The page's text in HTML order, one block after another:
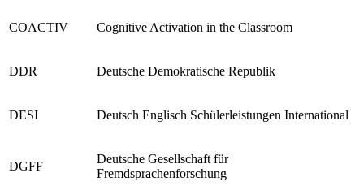
COACTIV Cognitive Activation in the Classroom
DDR Deutsche Demokratische Republik
DESI Deutsch Englisch Schülerleistungen International
DGFF
Deutsche Gesellschaft für
Fremdsprachenforschung